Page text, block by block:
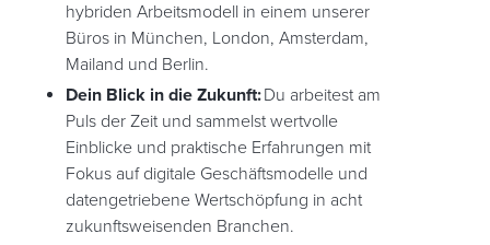
hybriden Arbeitsmodell in einem unserer
Büros in München, London, Amsterdam,
Mailand und Berlin.
Dein Blick in die Zukunft:Du arbeitest am
Puls der Zeit und sammelst wertvolle
Einblicke und praktische Erfahrungen mit
Fokus auf digitale Geschäftsmodelle und
datengetriebene Wertschöpfung in acht
zukunftsweisenden Branchen.